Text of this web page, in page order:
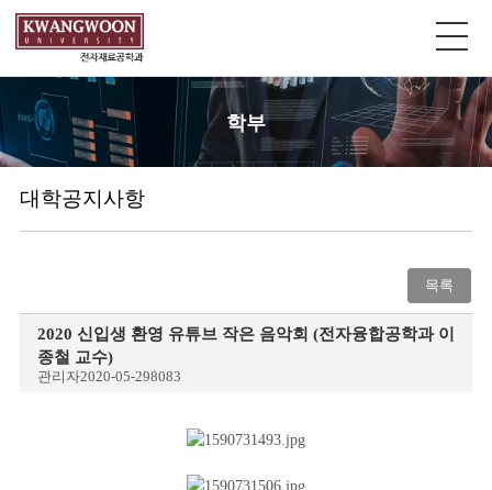
학부
대학공지사항
목록
2020 신입생 환영 유튜브 작은 음악회 (전자융합공학과 이
종철 교수)
관리자2020-05-298083